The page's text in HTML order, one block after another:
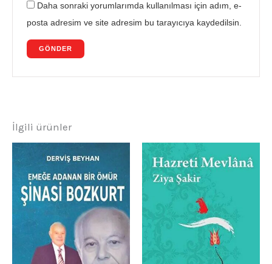
Daha sonraki yorumlarımda kullanılması için adım, e-
posta adresim ve site adresim bu tarayıcıya kaydedilsin.
İlgili ürünler